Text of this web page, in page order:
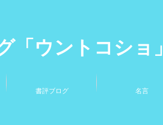
「ウントコショ」
書評ブログ 名言